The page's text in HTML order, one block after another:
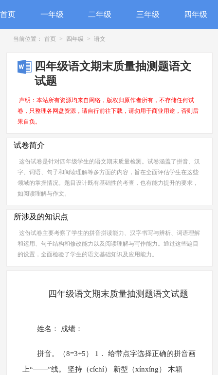
首页 一年级 二年级 三年级 四年级
当前位置： 首页 > 四年级 > 语文
四年级语文期末质量抽测题语文
试题
声明：本站所有资源均来自网络，版权归原作者所有，不存储任何试
卷，只整理各网盘资源，请自行前往下载，请勿用于商业用途，否则后
果自负。
试卷简介
这份试卷是针对四年级学生的语文期末质量检测。试卷涵盖了拼音、汉
字、词语、句子和阅读理解等多方面的内容，旨在全面评估学生在这些
领域的掌握情况。题目设计既有基础性的考查，也有能力提升的要求，
如阅读理解与作文。
所涉及的知识点
这份试卷主要考察了学生的拼音拼读能力、汉字书写与辨析、词语理解
和运用、句子结构和修改能力以及阅读理解与写作能力。通过这些题目
的设置，全面检验了学生的语文基础知识及应用能力。
四年级语文期末质量抽测题语文试题
姓名： 成绩：
拼音。（8=3+5） 1． 给带点字选择正确的拼音画
上“——”线。 坚持（cíchí） 新型（xínxíng） 木箱